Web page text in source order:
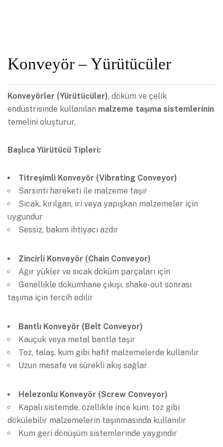
Konveyör – Yürütücüler
Konveyörler (Yürütücüler), döküm ve çelik
endüstrisinde kullanılan malzeme taşıma sistemlerinin
temelini oluşturur.
Başlıca Yürütücü Tipleri:
Titreşimli Konveyör (Vibrating Conveyor)
Sarsıntı hareketi ile malzeme taşır
Sıcak, kırılgan, iri veya yapışkan malzemeler için
uygundur
Sessiz, bakım ihtiyacı azdır
Zincirli Konveyör (Chain Conveyor)
Ağır yükler ve sıcak döküm parçaları için
Genellikle dökümhane çıkışı, shake-out sonrası
taşıma için tercih edilir
Bantlı Konveyör (Belt Conveyor)
Kauçuk veya metal bantla taşır
Toz, talaş, kum gibi hafif malzemelerde kullanılır
Uzun mesafe ve sürekli akış sağlar
Helezonlu Konveyör (Screw Conveyor)
Kapalı sistemde, özellikle ince kum, toz gibi
dökülebilir malzemelerin taşınmasında kullanılır
Kum geri dönüşüm sistemlerinde yaygındır